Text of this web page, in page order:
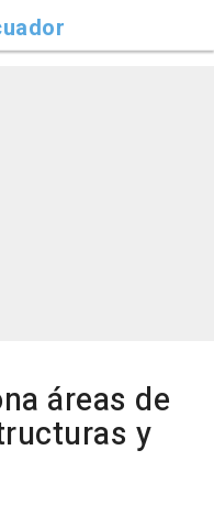
áreas de
y